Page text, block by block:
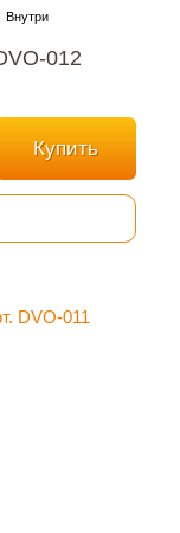
012
Купить